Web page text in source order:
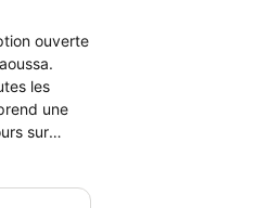
ouverte
les
une
sur